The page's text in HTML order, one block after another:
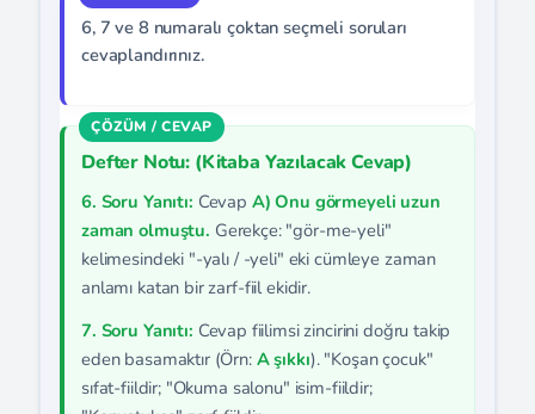
6, 7 ve 8 numaralı çoktan seçmeli soruları
cevaplandırınız.
Defter Notu: (Kitaba Yazılacak Cevap)
6. Soru Yanıtı: Cevap A) Onu görmeyeli uzun
zaman olmuştu. Gerekçe: "gör-me-yeli"
kelimesindeki "-yalı / -yeli" eki cümleye zaman
anlamı katan bir zarf-fiil ekidir.
7. Soru Yanıtı: Cevap fiilimsi zincirini doğru takip
eden basamaktır (Örn: A şıkkı). "Koşan çocuk"
sıfat-fiildir; "Okuma salonu" isim-fiildir;